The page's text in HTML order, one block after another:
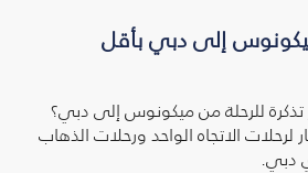
إلى دبي بأقل
للرحلة من ميكونوس إلى دبي؟
الاتجاه الواحد ورحلات الذهاب
دبي.